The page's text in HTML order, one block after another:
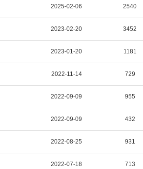
2025-02-06 2540
2023-02-20 3452
2023-01-20 1181
2022-11-14 729
2022-09-09 955
2022-09-09 432
2022-08-25 931
2022-07-18 713